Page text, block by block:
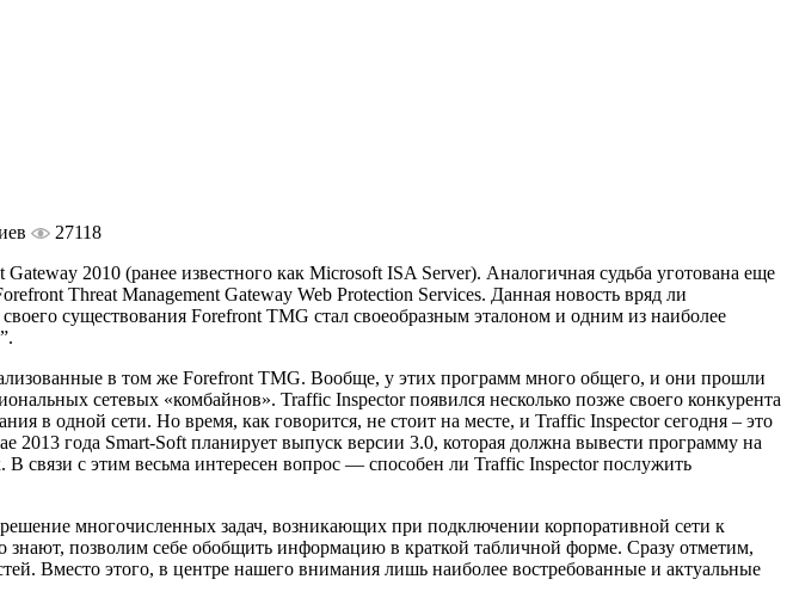
27118
2010 (ранее известного как Microsoft ISA Server). Аналогичная судьба уготована еще
Threat Management Gateway Web Protection Services. Данная новость вряд ли
существования Forefront TMG стал своеобразным эталоном и одним из наиболее
в том же Forefront TMG. Вообще, у этих программ много общего, и они прошли
сетевых «комбайнов». Traffic Inspector появился несколько позже своего конкурента
в одной сети. Но время, как говорится, не стоит на месте, и Traffic Inspector сегодня – это
года Smart-Soft планирует выпуск версии 3.0, которая должна вывести программу на
связи с этим весьма интересен вопрос — способен ли Traffic Inspector послужить
многочисленных задач, возникающих при подключении корпоративной сети к
позволим себе обобщить информацию в краткой табличной форме. Сразу отметим,
Вместо этого, в центре нашего внимания лишь наиболее востребованные и актуальные